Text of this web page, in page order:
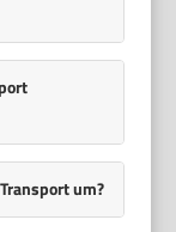
um?